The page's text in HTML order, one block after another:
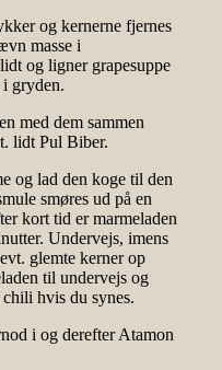
og kernerne fjernes
masse i
og ligner grapesuppe
gryden.
med dem sammen
lidt Pul Biber.
og lad den koge til den
smøres ud på en
kort tid er marmeladen
Undervejs, imens
glemte kerner op
til undervejs og
hvis du synes.
i og derefter Atamon